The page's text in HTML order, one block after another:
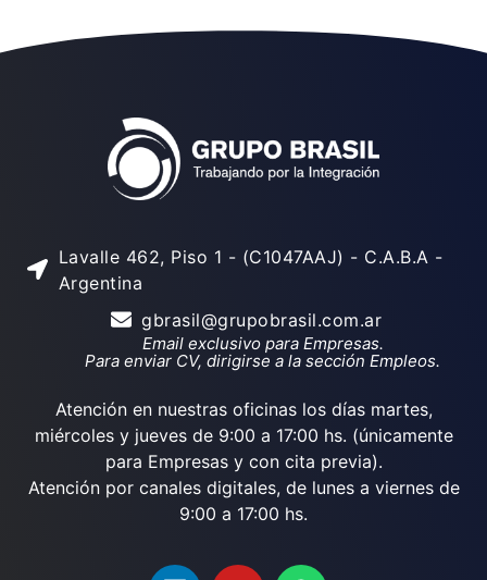
Lavalle 462, Piso 1 - (C1047AAJ) - C.A.B.A -
Argentina
gbrasil@grupobrasil.com.ar
Email exclusivo para Empresas.
Para enviar CV, dirigirse a la sección Empleos.
Atención en nuestras oficinas los días martes,
miércoles y jueves de 9:00 a 17:00 hs. (únicamente
para Empresas y con cita previa).
Atención por canales digitales, de lunes a viernes de
9:00 a 17:00 hs.